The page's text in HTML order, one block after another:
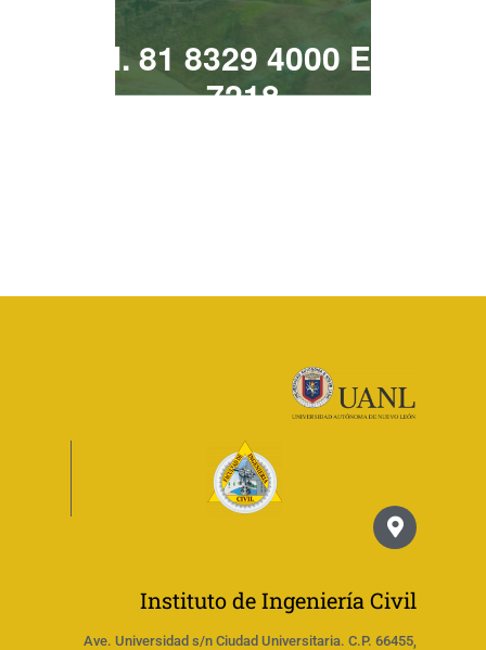
Tel. 81 8329 4000 Ext.
7218
Instituto de Ingeniería Civil
Ave. Universidad s/n Ciudad Universitaria. C.P. 66455,